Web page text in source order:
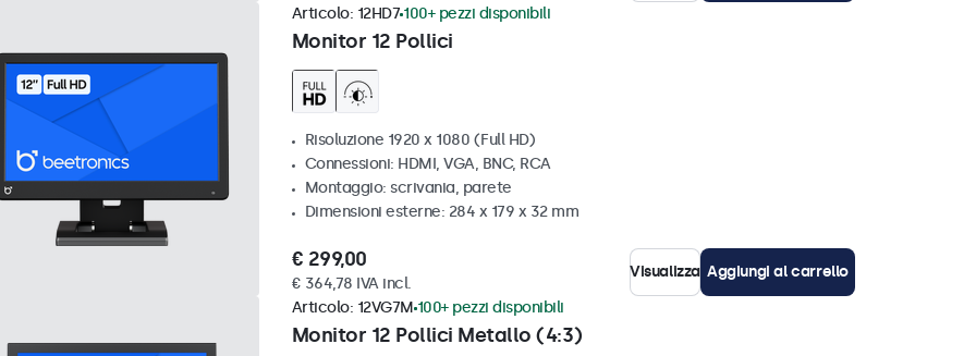
Monitor 12 Pollici
Articolo: 12HD7 100+ pezzi disponibili
Risoluzione 1920 x 1080 (Full HD)
Connessioni: HDMI, VGA, BNC, RCA
Montaggio: scrivania, parete
Dimensioni esterne: 284 x 179 x 32 mm
€ 299,00
€ 364,78 IVA incl.
Visualizza Aggiungi al carrello
Monitor 12 Pollici Metallo (4:3)
Articolo: 12VG7M 100+ pezzi disponibili